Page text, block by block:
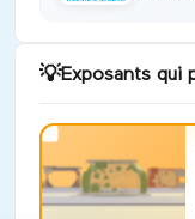
💡Exposants qui